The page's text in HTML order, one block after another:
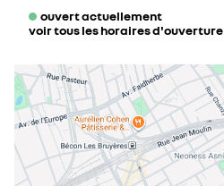
ouvert actuellement
voir tous les horaires d'ouverture
mardi
mercredi
jeudi
vendredi
samedi
dimanche